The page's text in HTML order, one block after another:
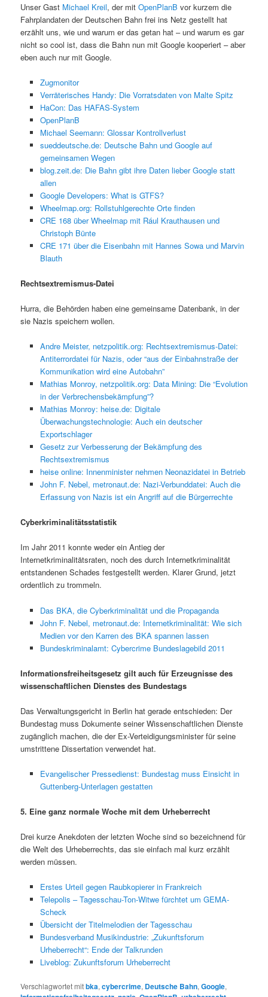
Unser Gast Michael Kreil, der mitOpenPlanB vor kurzem die
Fahrplandaten der Deutschen Bahn frei ins Netz gestellt hat
erzählt uns, wie und warum er das getan hat – und warum es gar
nicht so cool ist, dass die Bahn nun mit Google kooperiert – aber
eben auch nur mit Google.
Zugmonitor
Verräterisches Handy: Die Vorratsdaten von Malte Spitz
HaCon: Das HAFAS-System
OpenPlanB
Michael Seemann: Glossar Kontrollverlust
sueddeutsche.de: Deutsche Bahn und Google auf
gemeinsamen Wegen
blog.zeit.de: Die Bahn gibt ihre Daten lieber Google statt
allen
Google Developers: What is GTFS?
Wheelmap.org: Rollstuhlgerechte Orte finden
CRE 168 über Wheelmap mit Rául Krauthausen und
Christoph Bünte
CRE 171 über die Eisenbahn mit Hannes Sowa und Marvin
Blauth
Rechtsextremismus-Datei
Hurra, die Behörden haben eine gemeinsame Datenbank, in der
sie Nazis speichern wollen.
Andre Meister, netzpolitik.org: Rechtsextremismus-Datei:
Antiterrordatei für Nazis, oder “aus der Einbahnstraße der
Kommunikation wird eine Autobahn”
Mathias Monroy, netzpolitik.org: Data Mining: Die “Evolution
in der Verbrechensbekämpfung”?
Mathias Monroy: heise.de: Digitale
Überwachungstechnologie: Auch ein deutscher
Exportschlager
Gesetz zur Verbesserung der Bekämpfung des
Rechtsextremismus
heise online: Innenminister nehmen Neonazidatei in Betrieb
John F. Nebel, metronaut.de: Nazi-Verbunddatei: Auch die
Erfassung von Nazis ist ein Angriff auf die Bürgerrechte
Cyberkriminalitätsstatistik
Im Jahr 2011 konnte weder ein Antieg der
Internetkriminalitätsraten, noch des durch Internetkriminalität
entstandenen Schades festgestellt werden. Klarer Grund, jetzt
ordentlich zu trommeln.
Das BKA, die Cyberkriminalität und die Propaganda
John F. Nebel, metronaut.de: Internetkriminalität: Wie sich
Medien vor den Karren des BKA spannen lassen
Bundeskriminalamt: Cybercrime Bundeslagebild 2011
Informationsfreiheitsgesetz gilt auch für Erzeugnisse des
wissenschaftlichen Dienstes des Bundestags
Das Verwaltungsgericht in Berlin hat gerade entschieden: Der
Bundestag muss Dokumente seiner Wissenschaftlichen Dienste
zugänglich machen, die der Ex-Verteidigungsminister für seine
umstrittene Dissertation verwendet hat.
Evangelischer Pressedienst: Bundestag muss Einsicht in
Guttenberg-Unterlagen gestatten
5. Eine ganz normale Woche mit dem Urheberrecht
Drei kurze Anekdoten der letzten Woche sind so bezeichnend für
die Welt des Urheberrechts, das sie einfach mal kurz erzählt
werden müssen.
Erstes Urteil gegen Raubkopierer in Frankreich
Telepolis – Tagesschau-Ton-Witwe fürchtet um GEMA-
Scheck
Übersicht der Titelmelodien der Tagesschau
Bundesverband Musikindustrie: „Zukunftsforum
Urheberrecht“: Ende der Talkrunden
Liveblog: Zukunftsforum Urheberrecht
Verschlagwortet mitbka,cybercrime, Deutsche Bahn,Google,